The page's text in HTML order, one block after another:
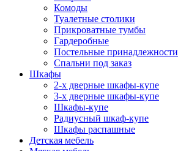
Комоды
Туалетные столики
Прикроватные тумбы
Гардеробные
Постельные принадлежности
Спальни под заказ
Шкафы
2-х дверные шкафы-купе
3-х дверные шкафы-купе
Шкафы-купе
Радиусный шкаф-купе
Шкафы распашные
Детская мебель